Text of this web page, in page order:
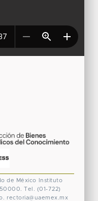
de México
Instituto
Tel. (01-722)
rectoria@uaemex.mx